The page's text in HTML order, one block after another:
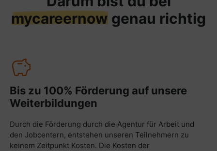
mycareernow genau richtig
Bis zu 100% Förderung auf unsere
Weiterbildungen
Durch die Förderung durch die Agentur für Arbeit und
den Jobcentern, entstehen unseren Teilnehmern zu
keinem Zeitpunkt Kosten. Die Kosten der